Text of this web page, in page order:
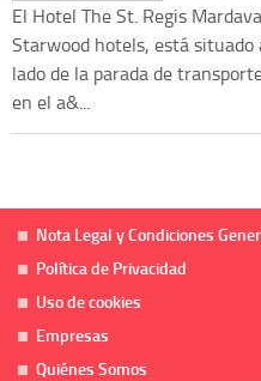
El Hotel The St. Regis
Starwood hotels, está situado
lado de la parada de
en el a&...
Nota Legal y Condiciones
Política de Privacidad
Uso de cookies
Empresas
Quiénes Somos